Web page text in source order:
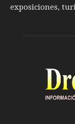
exposiciones,